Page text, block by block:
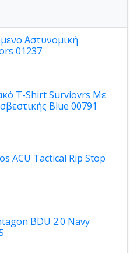
Αστυνομική
01237
T-Shirt Surviovrs Με
Blue 00791
ACU Tactical Rip Stop
BDU 2.0 Navy